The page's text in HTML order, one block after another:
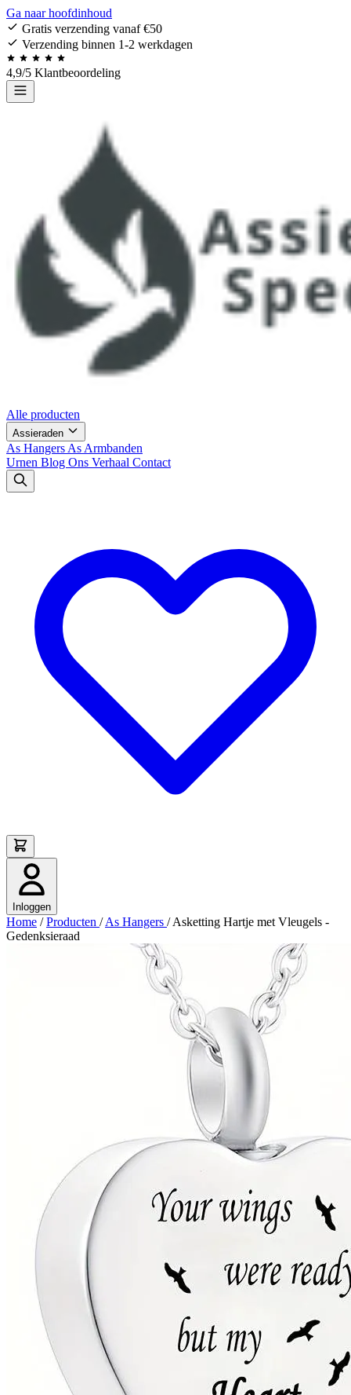
Ga naar hoofdinhoud
Gratis verzending vanaf €50
Verzending binnen 1-2 werkdagen
4,9/5 Klantbeoordeling
Alle producten
Assieraden
As Hangers As Armbanden
Urnen Blog Ons Verhaal Contact
Inloggen
Home / Producten / As Hangers / Asketting Hartje met Vleugels -
Gedenksieraad